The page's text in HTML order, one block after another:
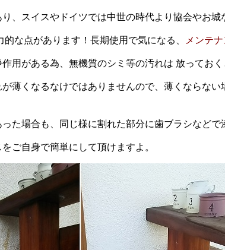
、スイスやドイツでは中世の時代より協会やお
的な点があります！長期使用で気になる、 メンテ
用がある為、無機質のシミ等の汚れは 放ってお
薄くなるなけではありませんので、薄くならな
た場合も、同じ様に割れた部分に歯ブラシなど
ご自身で簡単にして頂けますよ。